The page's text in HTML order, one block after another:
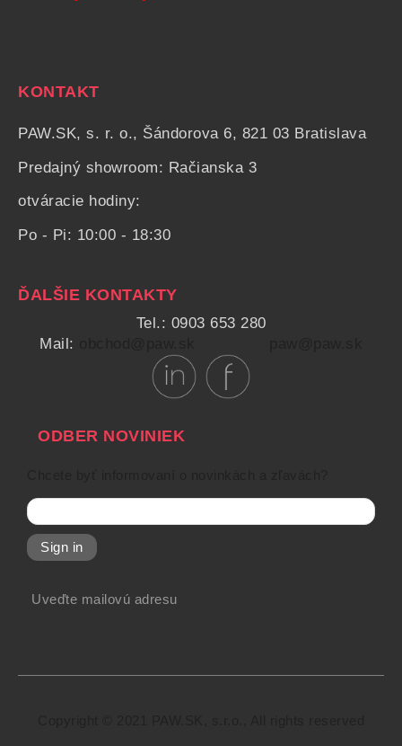
KONTAKT
PAW.SK, s. r. o., Šándorova 6, 821 03 Bratislava
Predajný showroom: Račianska 3
otváracie hodiny:
Po - Pi: 10:00 - 18:30
ĎALŠIE KONTAKTY
Tel.: 0903 653 280
Mail:
ODBER NOVINIEK
Sign in
Uveďte mailovú adresu